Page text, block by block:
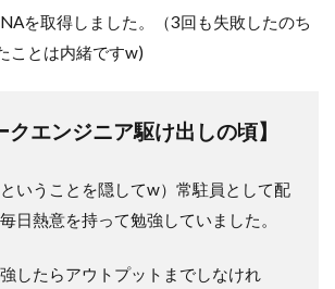
を取得しました。（3回も失敗したのち
ことは内緒ですw)
クエンジニア駆け出しの頃】
いうことを隠してw）常駐員として配
日熱意を持って勉強していました。
したらアウトプットまでしなけれ